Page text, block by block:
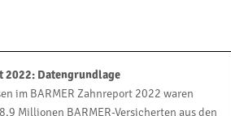
2022: Datengrundlage
im BARMER Zahnreport 2022 waren
Millionen BARMER-Versicherten aus den